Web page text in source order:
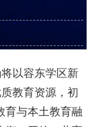
以容东学区新
教育资源，初
育与本土教育融